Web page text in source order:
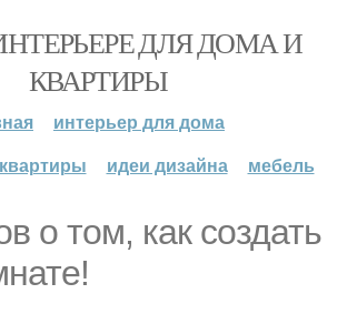
ДЛЯ ДОМА И
КВАРТИРЫ
интерьер для дома
идеи дизайна мебель
о том, как создать